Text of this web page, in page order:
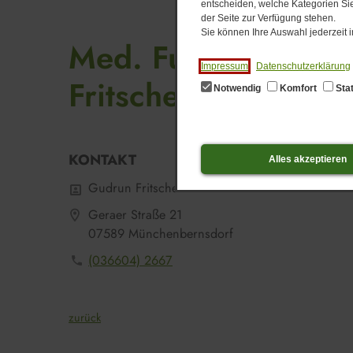
entscheiden, welche Kategorien
der Seite zur Verfügung stehen.
Sie können Ihre Auswahl jederzeit
Impressum
Datenschutzerklärung
Notwendig
Komfort
Alles akzeptieren
Med. Fußpflege,
Fritsche
KONTAKT
Gudrun Fritsche
Geraer Straße 21
07589 Münchenbernsdorf
(036604) 2667
zurück